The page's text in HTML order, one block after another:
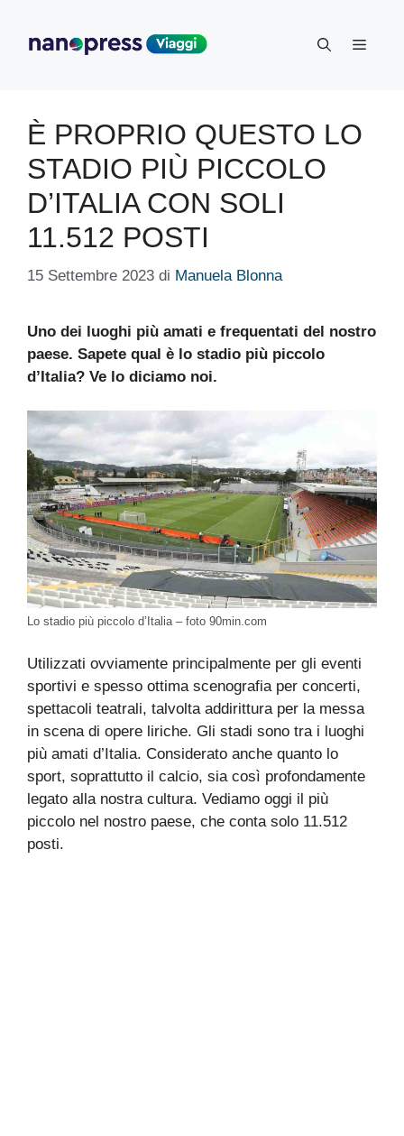
contenuto
Menu
È PROPRIO QUESTO LO
STADIO PIÙ PICCOLO
D’ITALIA CON SOLI
11.512 POSTI
15 Settembre 2023 di Manuela Blonna
Uno dei luoghi più amati e frequentati del nostro
paese. Sapete qual è lo stadio più piccolo
d’Italia? Ve lo diciamo noi.
Lo stadio più piccolo d’Italia – foto 90min.com
Utilizzati ovviamente principalmente per gli eventi
sportivi e spesso ottima scenografia per concerti,
spettacoli teatrali, talvolta addirittura per la messa
in scena di opere liriche. Gli stadi sono tra i luoghi
più amati d’Italia. Considerato anche quanto lo
sport, soprattutto il calcio, sia così profondamente
legato alla nostra cultura. Vediamo oggi il più
piccolo nel nostro paese, che conta solo 11.512
posti.